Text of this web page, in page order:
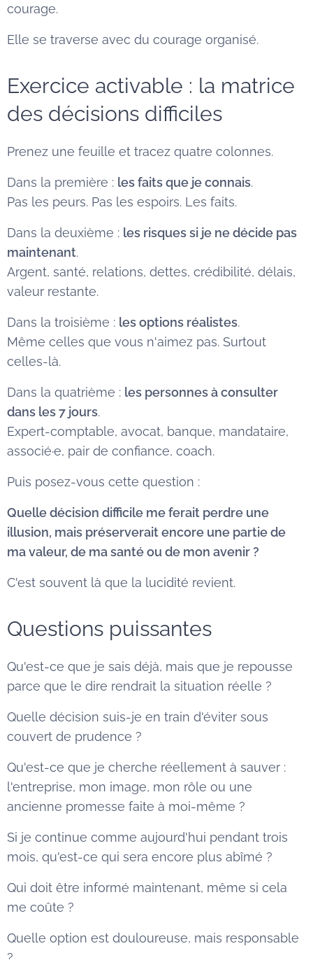
courage.
Elle se traverse avec du courage organisé.
Exercice activable : la matrice
des décisions difficiles
Prenez une feuille et tracez quatre colonnes.
Dans la première : les faits que je connais.
Pas les peurs. Pas les espoirs. Les faits.
Dans la deuxième : les risques si je ne décide pas
maintenant.
Argent, santé, relations, dettes, crédibilité, délais,
valeur restante.
Dans la troisième : les options réalistes.
Même celles que vous n'aimez pas. Surtout
celles-là.
Dans la quatrième : les personnes à consulter
dans les 7 jours.
Expert-comptable, avocat, banque, mandataire,
associé·e, pair de confiance, coach.
Puis posez-vous cette question :
Quelle décision difficile me ferait perdre une
illusion, mais préserverait encore une partie de
ma valeur, de ma santé ou de mon avenir ?
C'est souvent là que la lucidité revient.
Questions puissantes
Qu'est-ce que je sais déjà, mais que je repousse
parce que le dire rendrait la situation réelle ?
Quelle décision suis-je en train d'éviter sous
couvert de prudence ?
Qu'est-ce que je cherche réellement à sauver :
l'entreprise, mon image, mon rôle ou une
ancienne promesse faite à moi-même ?
Si je continue comme aujourd'hui pendant trois
mois, qu'est-ce qui sera encore plus abîmé ?
Qui doit être informé maintenant, même si cela
me coûte ?
Quelle option est douloureuse, mais responsable